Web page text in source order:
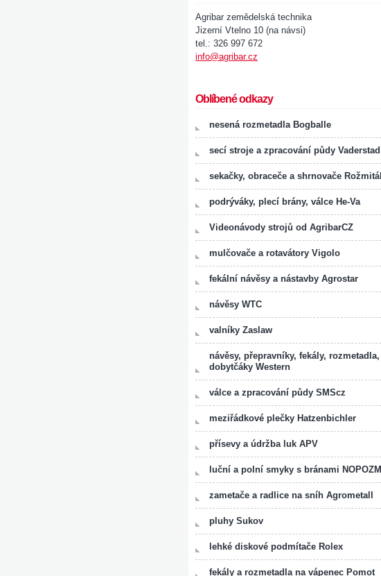
Agribar zemědelská technika
Jizerní Vtelno 10 (na návsi)
tel.: 326 997 672
info@agribar.cz
Oblíbené odkazy
nesená rozmetadla Bogballe
secí stroje a zpracování půdy Vaderstad
sekačky, obraceče a shrnovače Rožmitál
podrýváky, plecí brány, válce He-Va
Videonávody strojů od AgribarCZ
mulčovače a rotavátory Vigolo
fekální návěsy a nástavby Agrostar
návěsy WTC
valníky Zaslaw
návěsy, přepravníky, fekály, rozmetadla,
dobytčáky Western
válce a zpracování půdy SMScz
meziřádkové plečky Hatzenbichler
přísevy a údržba luk APV
luční a polní smyky s bránami NOPOZM
zametače a radlice na sníh Agrometall
pluhy Sukov
lehké diskové podmítače Rolex
fekály a rozmetadla na vápenec Pomot